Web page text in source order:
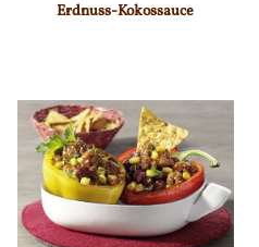
Erdnuss-Kokossauce